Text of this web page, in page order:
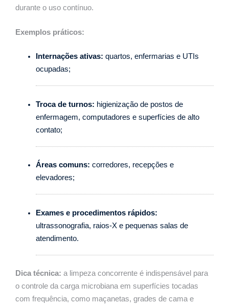
durante o uso contínuo.
Exemplos práticos:
Internações ativas: quartos, enfermarias e UTIs
ocupadas;
Troca de turnos: higienização de postos de
enfermagem, computadores e superfícies de alto
contato;
Áreas comuns: corredores, recepções e
elevadores;
Exames e procedimentos rápidos:
ultrassonografia, raios-X e pequenas salas de
atendimento.
Dica técnica: a limpeza concorrente é indispensável para
o controle da carga microbiana em superfícies tocadas
com frequência, como maçanetas, grades de cama e